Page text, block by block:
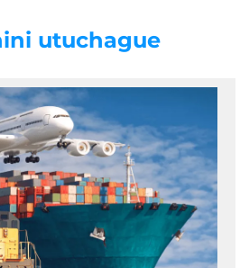
utuchague